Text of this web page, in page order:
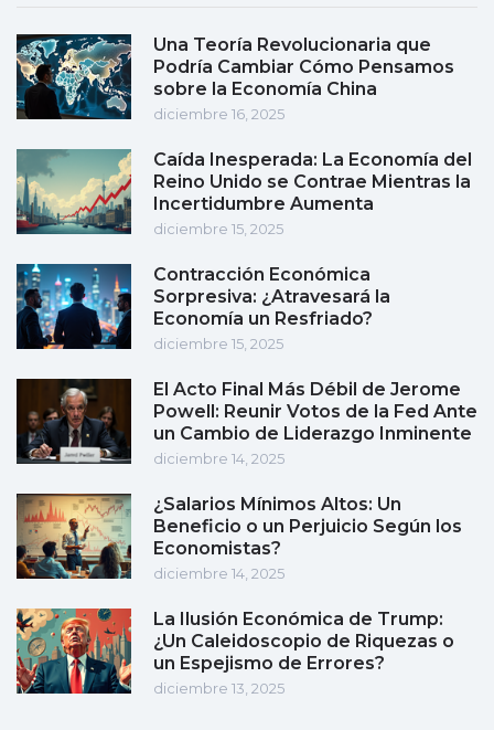
Una Teoría Revolucionaria que
Podría Cambiar Cómo Pensamos
sobre la Economía China
diciembre 16, 2025
Caída Inesperada: La Economía del
Reino Unido se Contrae Mientras la
Incertidumbre Aumenta
diciembre 15, 2025
Contracción Económica
Sorpresiva: ¿Atravesará la
Economía un Resfriado?
diciembre 15, 2025
El Acto Final Más Débil de Jerome
Powell: Reunir Votos de la Fed Ante
un Cambio de Liderazgo Inminente
diciembre 14, 2025
¿Salarios Mínimos Altos: Un
Beneficio o un Perjuicio Según los
Economistas?
diciembre 14, 2025
La Ilusión Económica de Trump:
¿Un Caleidoscopio de Riquezas o
un Espejismo de Errores?
diciembre 13, 2025